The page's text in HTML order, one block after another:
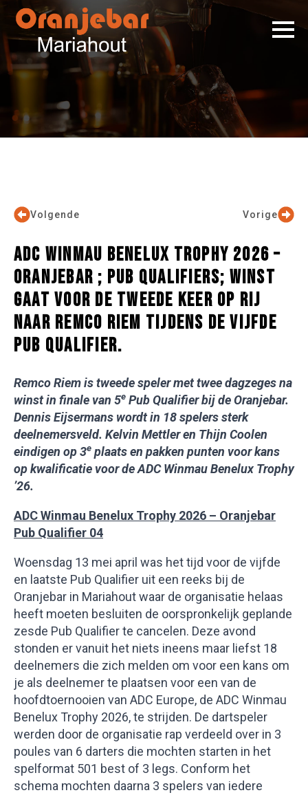
Vorige
Volgende
ADC WINMAU BENELUX TROPHY 2026 –
ORANJEBAR ; PUB QUALIFIERS; WINST
GAAT VOOR DE TWEEDE KEER OP RIJ
NAAR REMCO RIEM TIJDENS DE VIJFDE
PUB QUALIFIER.
Remco Riem is tweede speler met twee dagzeges na
winst in finale van 5e Pub Qualifier bij de Oranjebar.
Dennis Eijsermans wordt in 18 spelers sterk
deelnemersveld. Kelvin Mettler en Thijn Coolen
eindigen op 3e plaats en pakken punten voor kans
op kwalificatie voor de ADC Winmau Benelux Trophy
’26.
ADC Winmau Benelux Trophy 2026 – Oranjebar
Pub Qualifier 04
Woensdag 13 mei april was het tijd voor de vijfde
en laatste Pub Qualifier uit een reeks bij de
Oranjebar in Mariahout waar de organisatie helaas
heeft moeten besluiten de oorspronkelijk geplande
zesde Pub Qualifier te cancelen. Deze avond
stonden er vanuit het niets ineens maar liefst 18
deelnemers die zich melden om voor een kans om
je als deelnemer te plaatsen voor een van de
hoofdtoernooien van ADC Europe, de ADC Winmau
Benelux Trophy 2026, te strijden. De dartspeler
werden door de organisatie rap verdeeld over in 3
poules van 6 darters die mochten starten in het
spelformat 501 best of 3 legs. Conform het
schema mochten daarna 3 spelers van iedere